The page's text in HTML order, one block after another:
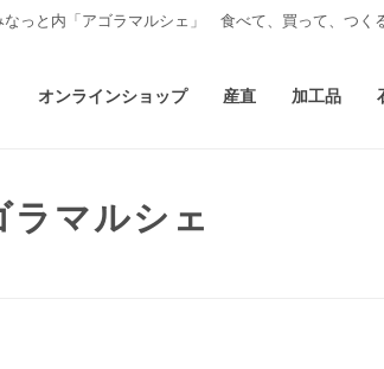
と内「アゴラマルシェ」 食べて、買って、つく
オンラインショップ 産直 加工品
ラマルシェ